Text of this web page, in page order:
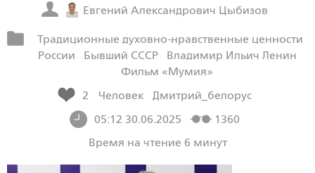
Евгений Александрович Цыбизов
Традиционные духовно-нравственные ценности
России
Бывший СССР
Владимир Ильич Ленин
Фильм «Мумия»
2
Человек
Дмитрий_белорус
05:12 30.06.2025
1360
Время на чтение 6 минут